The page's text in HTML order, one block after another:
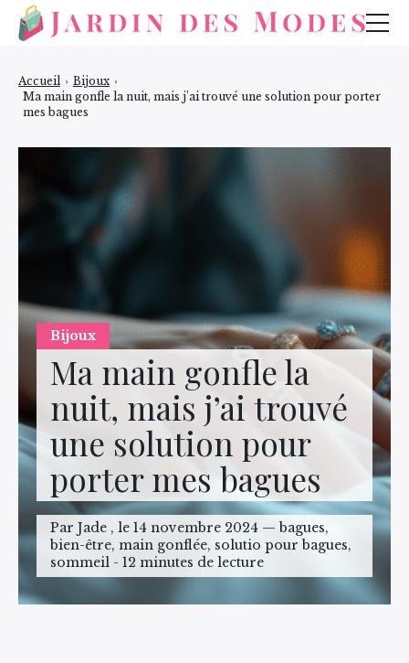
Bijoux
Ma main gonfle la
nuit, mais j’ai trouvé
une solution pour
porter mes bagues
Par Jade , le 14 novembre 2024 — bagues,
bien-être, main gonflée, solutio pour bagues,
sommeil - 12 minutes de lecture
Accueil › Bijoux ›
Ma main gonfle la nuit, mais j’ai trouvé une solution pour porter
mes bagues
Bijoux
Beauté